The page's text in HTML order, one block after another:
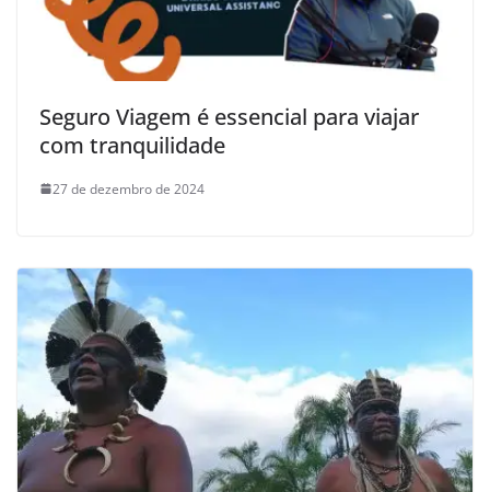
Seguro Viagem é essencial para viajar
com tranquilidade
27 de dezembro de 2024